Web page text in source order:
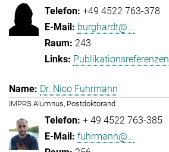
+49 4522 763-378
burghardt@...
243
Publikationsreferenzen
Dr. Nico Fuhrmann
IMPRS Alumnus, Postdoktorand
+ 49 4522 763-385
fuhrmann@...